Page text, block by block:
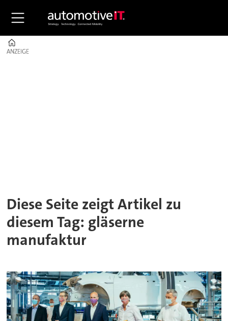
ANZEIGE
ANZEIGE
Diese Seite zeigt Artikel zu
diesem Tag: gläserne
manufaktur